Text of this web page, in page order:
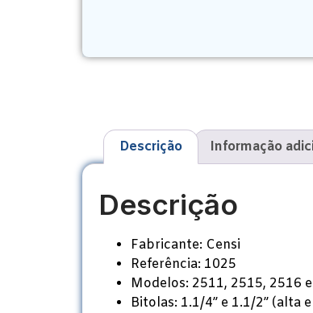
Descrição Informação
Descrição
Fabricante: Censi
Referência: 1025
Modelos: 2511, 2515, 2516
Bitolas: 1.1/4” e 1.1/2” (alta